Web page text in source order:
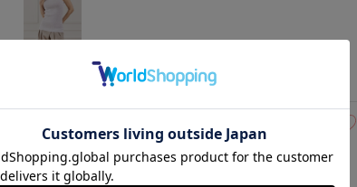
モデル身長:165cm 着用サイズ:09(M)
オフホワイト
￥9,900 (税込)